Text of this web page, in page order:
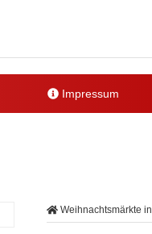
Impressum
Weihnachtsmärkte